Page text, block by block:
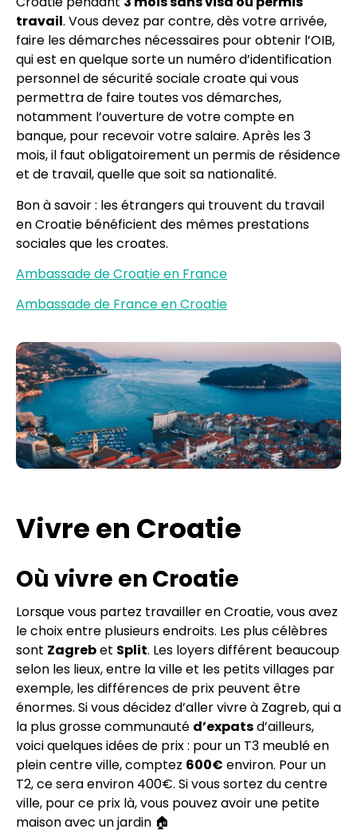
travail. Vous devez par contre, dès votre arrivée,
faire les démarches nécessaires pour obtenir l’OIB,
qui est en quelque sorte un numéro d’identification
personnel de sécurité sociale croate qui vous
permettra de faire toutes vos démarches,
notamment l’ouverture de votre compte en
banque, pour recevoir votre salaire. Après les 3
mois, il faut obligatoirement un permis de résidence
et de travail, quelle que soit sa nationalité.
Bon à savoir : les étrangers qui trouvent du travail
en Croatie bénéficient des mêmes prestations
sociales que les croates.
Ambassade de Croatie en France
Ambassade de France en Croatie
Vivre en Croatie
Où vivre en Croatie
Lorsque vous partez travailler en Croatie, vous avez
le choix entre plusieurs endroits. Les plus célèbres
sont Zagrebet Split. Les loyers différent beaucoup
selon les lieux, entre la ville et les petits villages par
exemple, les différences de prix peuvent être
énormes. Si vous décidez d’aller vivre à Zagreb, qui a
la plus grosse communauté d’expatsd’ailleurs,
voici quelques idées de prix : pour un T3 meublé en
plein centre ville, comptez 600€ environ. Pour un
T2, ce sera environ 400€. Si vous sortez du centre
ville, pour ce prix là, vous pouvez avoir une petite
maison avec un jardin 🏠